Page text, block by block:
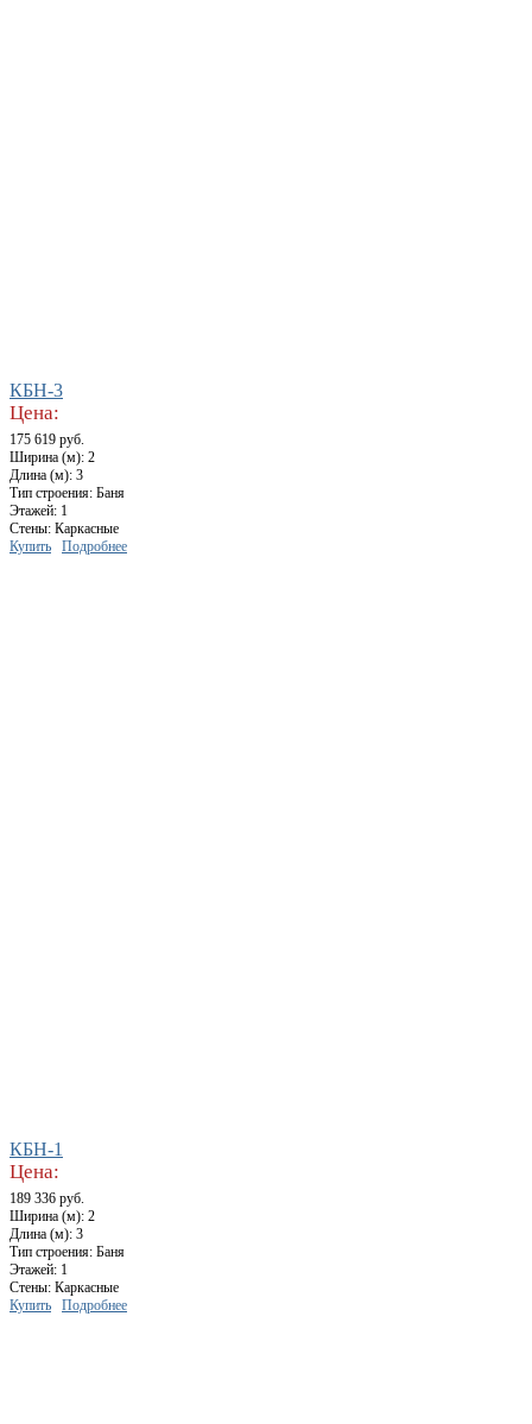
КБН-3
Цена:
175 619 руб.
Ширина (м): 2
Длина (м): 3
Тип строения: Баня
Этажей: 1
Стены: Каркасные
Купить
Подробнее
КБН-1
Цена:
189 336 руб.
Ширина (м): 2
Длина (м): 3
Тип строения: Баня
Этажей: 1
Стены: Каркасные
Купить
Подробнее